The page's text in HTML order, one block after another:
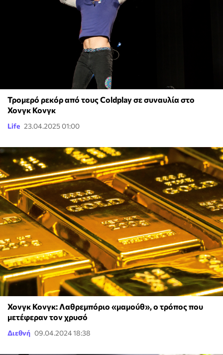
Τρομερό ρεκόρ από τους Coldplay σε συναυλία στο
Χονγκ Κονγκ
Life 23.04.2025 01:00
Χονγκ Κονγκ: Λαθρεμπόριο «μαμούθ», ο τρόπος που
μετέφεραν τον χρυσό
Διεθνή 09.04.2024 18:38